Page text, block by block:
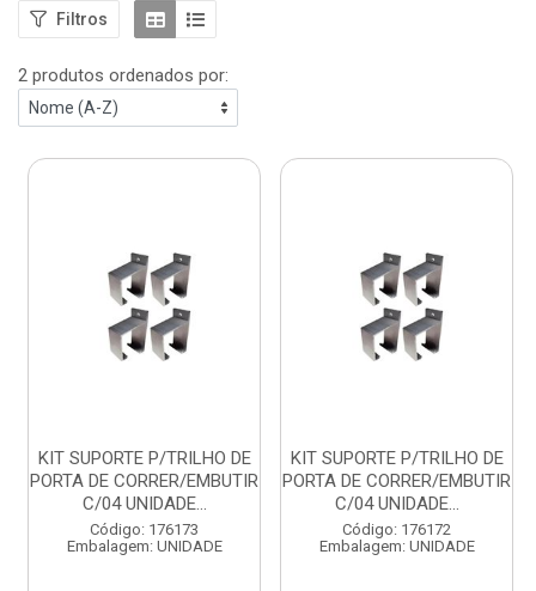
Filtros
2 produtos ordenados por:
KIT SUPORTE P/TRILHO DE
PORTA DE CORRER/EMBUTIR
C/04 UNIDADE...
Código: 176173
Embalagem: UNIDADE
KIT SUPORTE P/TRILHO DE
PORTA DE CORRER/EMBUTIR
C/04 UNIDADE...
Código: 176172
Embalagem: UNIDADE